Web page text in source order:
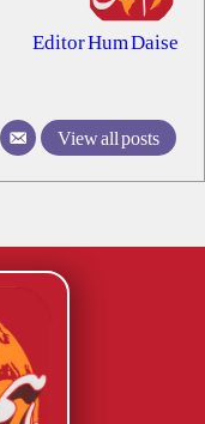
Editor Hum Daise
View all posts